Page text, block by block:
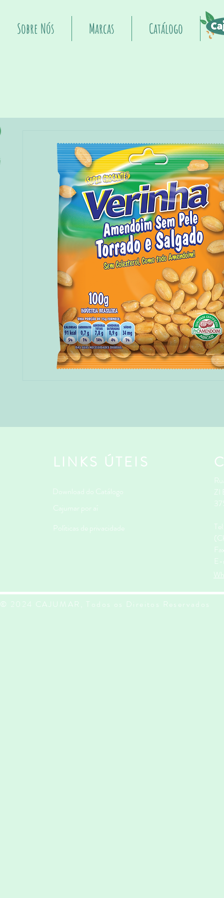
Sobre Nós Marcas Catálogo
LINKS ÚTEIS
Download do Catálogo
Cajumar por aí
Políticas de privacidade
ZI
© 2024 CAJUMAR, Todos os Direitos Reservados